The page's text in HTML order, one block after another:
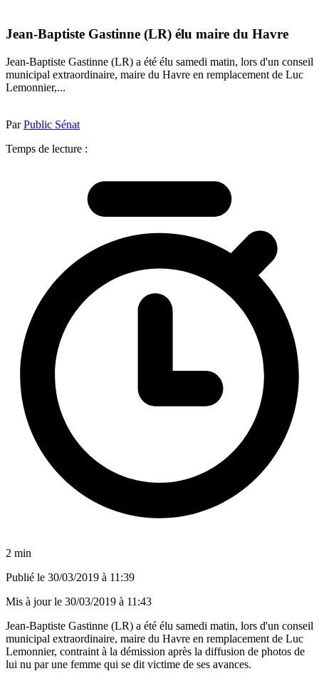
Jean-Baptiste Gastinne (LR) élu maire du Havre
Jean-Baptiste Gastinne (LR) a été élu samedi matin, lors d'un conseil
municipal extraordinaire, maire du Havre en remplacement de Luc
Lemonnier,...
ParPublic Sénat
Temps de lecture :
2 min
Publié le 30/03/2019 à 11:39
Mis à jour le 30/03/2019 à 11:43
Jean-Baptiste Gastinne (LR) a été élu samedi matin, lors d'un conseil
municipal extraordinaire, maire du Havre en remplacement de Luc
Lemonnier, contraint à la démission après la diffusion de photos de
lui nu par une femme qui se dit victime de ses avances.